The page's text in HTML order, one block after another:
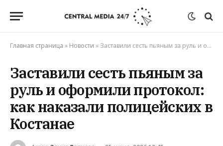
Главная страница » Новости » Заставили сесть пьяным за руль и оформили протокол: как наказали полицейских в Костанае
Заставили сесть пьяным за
руль и оформили протокол:
как наказали полицейских в
Костанае